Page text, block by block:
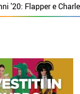
'20: Flapper e